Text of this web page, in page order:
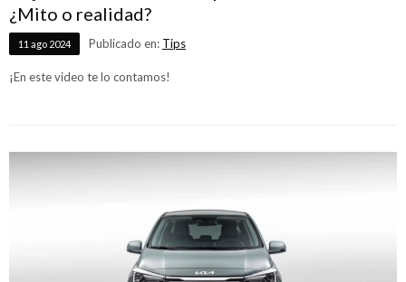
¿Mito o realidad?
11 ago 2024 Publicado en: Tips
¡En este video te lo contamos!